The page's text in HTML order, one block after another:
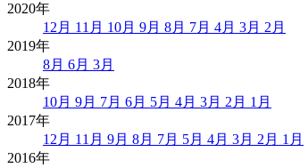
2020年
12月 11月 10月 9月 8月 7月 4月 3月 2月
2019年
8月 6月 3月
2018年
10月 9月 7月 6月 5月 4月 3月 2月 1月
2017年
12月 11月 9月 8月 7月 5月 4月 3月 2月 1月
2016年